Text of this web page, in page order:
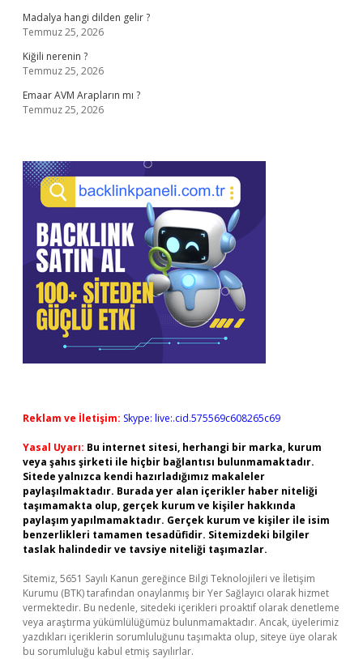
Madalya hangi dilden gelir ?
Temmuz 25, 2026
Kiğili nerenin ?
Temmuz 25, 2026
Emaar AVM Arapların mı ?
Temmuz 25, 2026
Reklam ve İletişim: Skype: live:.cid.575569c608265c69
Yasal Uyarı: Bu internet sitesi, herhangi bir marka, kurum
veya şahıs şirketi ile hiçbir bağlantısı bulunmamaktadır.
Sitede yalnızca kendi hazırladığımız makaleler
paylaşılmaktadır. Burada yer alan içerikler haber niteliği
taşımamakta olup, gerçek kurum ve kişiler hakkında
paylaşım yapılmamaktadır. Gerçek kurum ve kişiler ile isim
benzerlikleri tamamen tesadüfidir. Sitemizdeki bilgiler
taslak halindedir ve tavsiye niteliği taşımazlar.
Sitemiz, 5651 Sayılı Kanun gereğince Bilgi Teknolojileri ve İletişim
Kurumu (BTK) tarafından onaylanmış bir Yer Sağlayıcı olarak hizmet
vermektedir. Bu nedenle, sitedeki içerikleri proaktif olarak denetleme
veya araştırma yükümlülüğümüz bulunmamaktadır. Ancak, üyelerimiz
yazdıkları içeriklerin sorumluluğunu taşımakta olup, siteye üye olarak
bu sorumluluğu kabul etmiş sayılırlar.